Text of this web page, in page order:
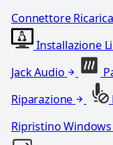
Connettore Ricarica
Installazione
Jack Audio
Riparazione
Ripristino Windows